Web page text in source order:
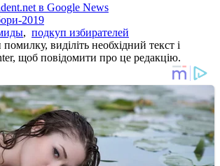
в Google News
2019
, подкуп избирателей
виділіть необхідний текст і
щоб повідомити про це редакцію.